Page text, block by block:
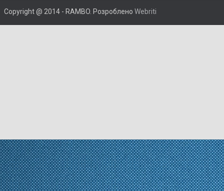
Copyright @ 2014 - RAMBO. Розроблено Webriti